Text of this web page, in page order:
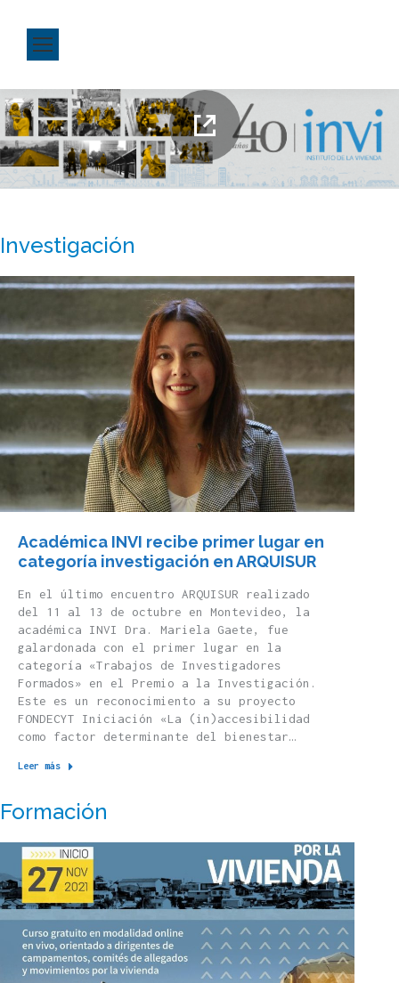
detalles
Investigación
Académica INVI recibe primer lugar en
categoría investigación en ARQUISUR
En el último encuentro ARQUISUR realizado
del 11 al 13 de octubre en Montevideo, la
académica INVI Dra. Mariela Gaete, fue
galardonada con el primer lugar en la
categoría «Trabajos de Investigadores
Formados» en el Premio a la Investigación.
Este es un reconocimiento a su proyecto
FONDECYT Iniciación «La (in)accesibilidad
como factor determinante del bienestar…
Leer más
Formación